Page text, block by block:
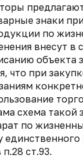
знаки
по
внесут в
объекта
что при
схема такой
по
ст.93.